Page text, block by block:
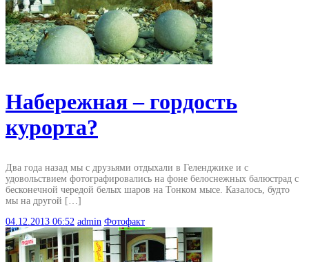
Набережная – гордость
курорта?
Два года назад мы с друзьями отдыхали в Геленджике и с
удовольствием фотографировались на фоне белоснежных балюстрад с
бесконечной чередой белых шаров на Тонком мысе. Казалось, будто
мы на другой […]
04.12.2013 06:52 admin Фотофакт